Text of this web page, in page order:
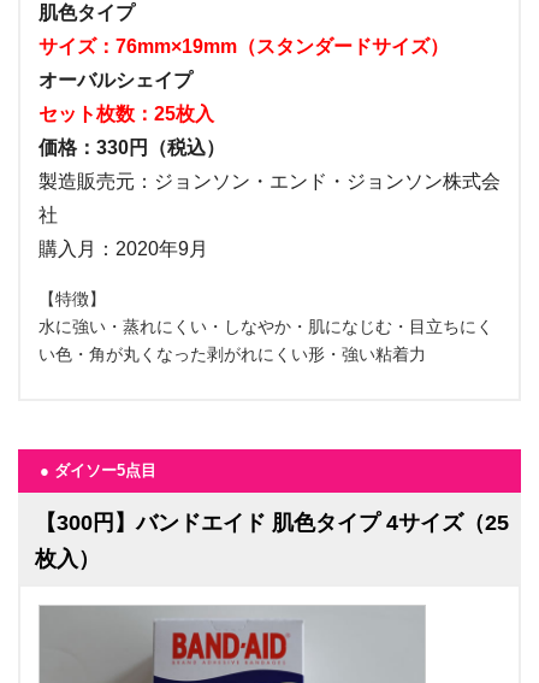
肌色タイプ
サイズ：76mm×19mm（スタンダードサイズ）
オーバルシェイプ
セット枚数：25枚入
価格：330円（税込）
製造販売元：ジョンソン・エンド・ジョンソン株式会
社
購入月：2020年9月
【特徴】
水に強い・蒸れにくい・しなやか・肌になじむ・目立ちにく
い色・角が丸くなった剥がれにくい形・強い粘着力
● ダイソー5点目
【300円】バンドエイド 肌色タイプ 4サイズ（25
枚入）